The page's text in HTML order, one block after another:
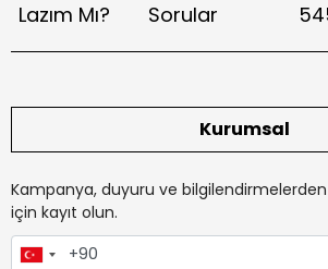
Lazım Mı?
Sorular
Kurumsal
Kampanya, duyuru ve
için kayıt olun.